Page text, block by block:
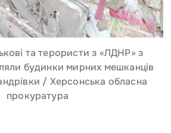
та терористи з «ЛДНР» з
будинки мирних мешканців
/ Херсонська обласна
прокуратура